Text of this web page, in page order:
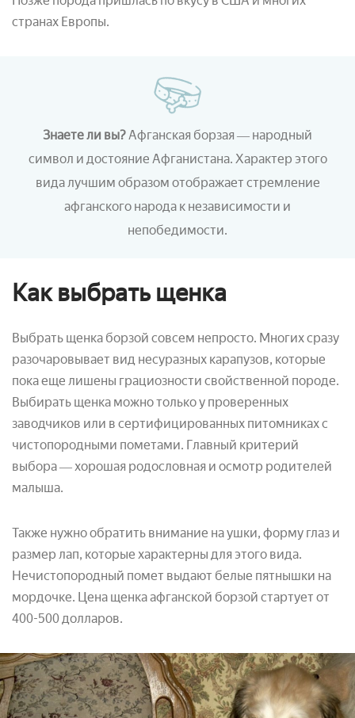
странах Европы.
Знаете ли вы?Афганская борзая ― народный
символ и достояние Афганистана. Характер этого
вида лучшим образом отображает стремление
афганского народа к независимости и
непобедимости.
Как выбрать щенка
Выбрать щенка борзой совсем непросто. Многих сразу
разочаровывает вид несуразных карапузов, которые
пока еще лишены грациозности свойственной породе.
Выбирать щенка можно только у проверенных
заводчиков или в сертифицированных питомниках с
чистопородными пометами. Главный критерий
выбора ― хорошая родословная и осмотр родителей
малыша.
Также нужно обратить внимание на ушки, форму глаз и
размер лап, которые характерны для этого вида.
Нечистопородный помет выдают белые пятнышки на
мордочке. Цена щенка афганской борзой стартует от
400-500 долларов.